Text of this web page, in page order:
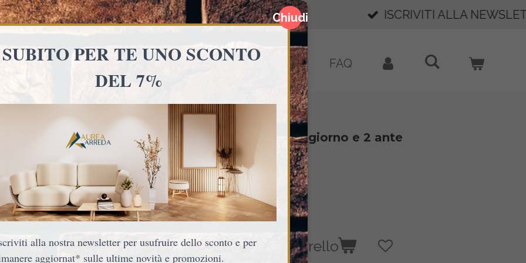
PER RICEVERE UNO SCONTO DEL 7% SUL PRIMO ORDINE! 🎁
ARREDO B&B ARREDO BAR/LOCALI BLOG FAQ
Mobile ovale con 2 vani a giorno e 2 ante
605,00 €
Spedizione gratuita
Aggiungi al carrello
Chiudi